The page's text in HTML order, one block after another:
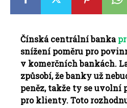
Čínská centrální banka
snížení poměru pro
v komerčních bankách.
způsobí, že banky už
peněz, takže ty se uvolní
pro klienty. Toto